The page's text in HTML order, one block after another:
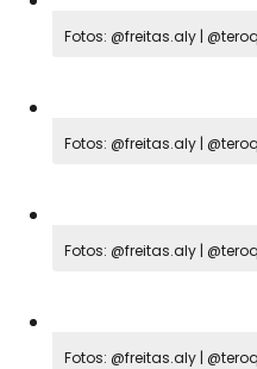
Fotos: @freitas.aly |
Fotos: @freitas.aly |
Fotos: @freitas.aly |
Fotos: @freitas.aly |